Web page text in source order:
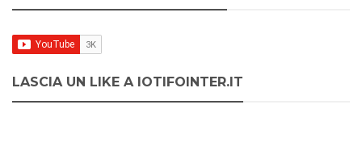
LASCIA UN LIKE A IOTIFOINTER.IT